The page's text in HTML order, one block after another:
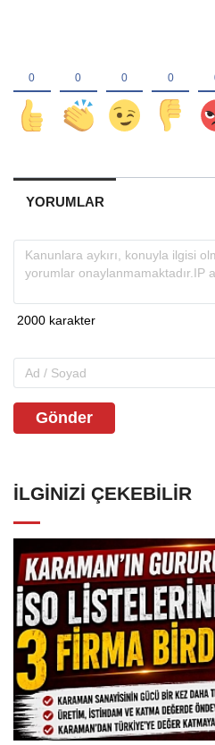
YORUMLAR
Gönder
İLGINIZI ÇEKEBILIR